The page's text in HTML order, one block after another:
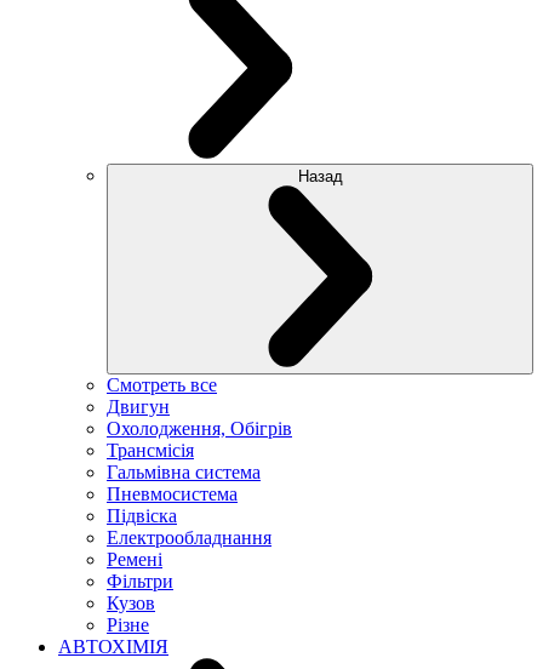
Назад
Смотреть все
Двигун
Охолодження, Обігрів
Трансмісія
Гальмівна система
Пневмосистема
Підвіска
Електрообладнання
Ремені
Фільтри
Кузов
Різне
АВТОХІМІЯ